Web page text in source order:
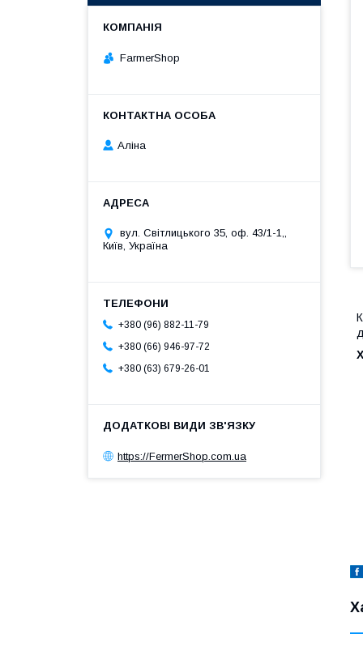
FarmerShop
Аліна
вул. Світлицького 35, оф. 43/1-1,,
Київ, Україна
+380 (96) 882-11-79
+380 (66) 946-97-72
+380 (63) 679-26-01
https://FermerShop.com.ua